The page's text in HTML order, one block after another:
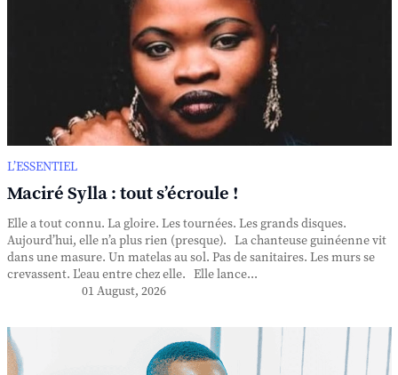
L’ESSENTIEL
Maciré Sylla : tout s’écroule !
Elle a tout connu. La gloire. Les tournées. Les grands disques.
Aujourd’hui, elle n’a plus rien (presque). La chanteuse guinéenne vit
dans une masure. Un matelas au sol. Pas de sanitaires. Les murs se
crevassent. L'eau entre chez elle. Elle lance...
01 August, 2026